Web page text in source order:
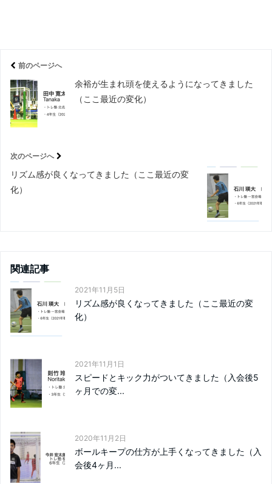
前のページへ
余裕が生まれ頭を使えるようになってきました
（ここ最近の変化）
次のページへ
リズム感が良くなってきました（ここ最近の変
化）
関連記事
2021年11月5日
リズム感が良くなってきました（ここ最近の変
化）
2021年11月1日
スピードとキック力がついてきました（入会後5
ヶ月での変...
2020年11月2日
ボールキープの仕方が上手くなってきました（入
会後4ヶ月...